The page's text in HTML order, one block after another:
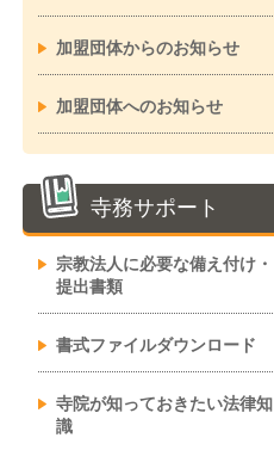
加盟団体からのお知らせ
加盟団体へのお知らせ
寺務サポート
宗教法人に必要な備え付け・
提出書類
書式ファイルダウンロード
寺院が知っておきたい法律知
識